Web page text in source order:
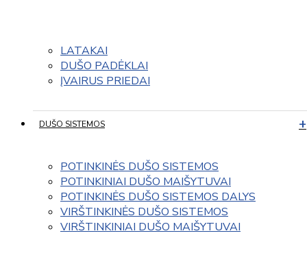
LATAKAI
DUŠO PADĖKLAI
ĮVAIRUS PRIEDAI
DUŠO SISTEMOS
POTINKINĖS DUŠO SISTEMOS
POTINKINIAI DUŠO MAIŠYTUVAI
POTINKINĖS DUŠO SISTEMOS DALYS
VIRŠTINKINĖS DUŠO SISTEMOS
VIRŠTINKINIAI DUŠO MAIŠYTUVAI